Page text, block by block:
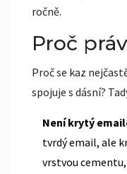
ročně.
Proč
Proč se kaz
spojuje s dásní?
Není krytý
tvrdý email, ale
vrstvou